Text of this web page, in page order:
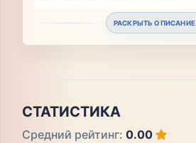
РАСКРЫТЬ ОПИСАНИЕ
СТАТИСТИКА
Средний рейтинг: 0.00